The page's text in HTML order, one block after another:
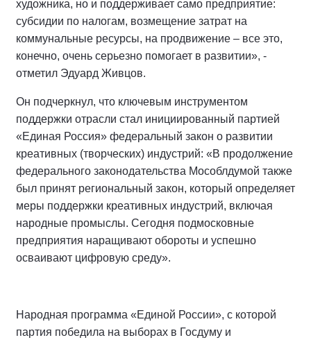
художника, но и поддерживает само предприятие:
субсидии по налогам, возмещение затрат на
коммунальные ресурсы, на продвижение – все это,
конечно, очень серьезно помогает в развитии», -
отметил Эдуард Живцов.
Он подчеркнул, что ключевым инструментом
поддержки отрасли стал инициированный партией
«Единая Россия» федеральный закон о развитии
креативных (творческих) индустрий: «В продолжение
федерального законодательства Мособлдумой также
был принят региональный закон, который определяет
меры поддержки креативных индустрий, включая
народные промыслы. Сегодня подмосковные
предприятия наращивают обороты и успешно
осваивают цифровую среду».
Народная программа «Единой России», с которой
партия победила на выборах в Госдуму и